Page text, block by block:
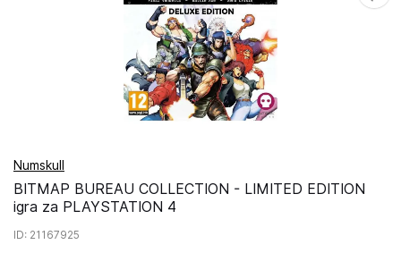
Numskull
BITMAP BUREAU COLLECTION - LIMITED EDITION
igra za PLAYSTATION 4
ID: 21167925